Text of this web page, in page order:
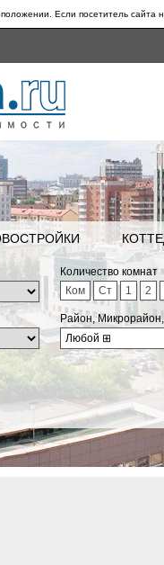
Если посетитель сайта
Количество комнат
Ком
Ст 1 2
Район,
Любой ⊞